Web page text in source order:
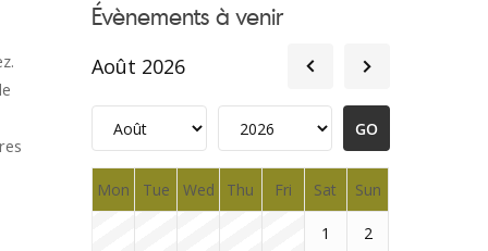
Évènements à venir
Août 2026
Mon Tue Wed Thu Fri Sat Sun
1 2